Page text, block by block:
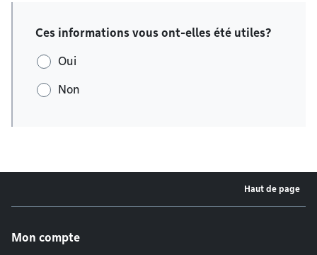
Ces informations vous ont-elles été utiles?
Oui
Non
Haut de page
Mon compte